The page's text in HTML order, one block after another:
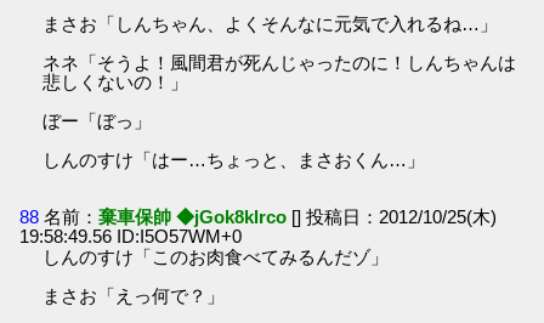
まさお「しんちゃん、よくそんなに元気で入れるね…」
ネネ「そうよ！風間君が死んじゃったのに！しんちゃんは
悲しくないの！」
ぼー「ぼっ」
しんのすけ「はー…ちょっと、まさおくん…」
88 名前：棄車保帥 ◆jGok8klrco [] 投稿日：2012/10/25(木)
19:58:49.56 ID:I5O57WM+0
しんのすけ「このお肉食べてみるんだゾ」
まさお「えっ何で？」